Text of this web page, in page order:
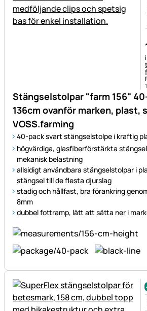
Stängselstolpar "farm 156"
136cm ovanför marken, plast,
VOSS.farming
40-pack svart stängselstolpe i kraftig
högvärdiga, glasfiberförstärkta
mekanisk belastning
allsidigt användbara stängselstolpar i
stängsel till de flesta djurslag
stadig och hållfast, bra förankring
8mm
dubbel fottramp, lätt att sätta ner i